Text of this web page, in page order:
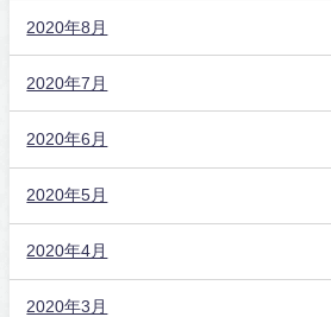
2020年8月
2020年7月
2020年6月
2020年5月
2020年4月
2020年3月